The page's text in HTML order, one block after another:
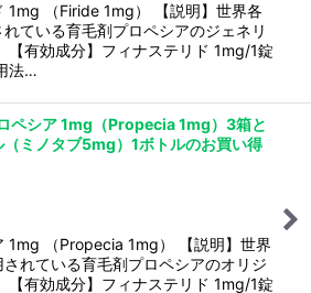
1mg （Firide 1mg） 【説明】世界各
ている育毛剤プロペシアのジェネリ
【有効成分】フィナステリド 1mg/1錠
法…
ペシア 1mg（Propecia 1mg）3箱と
（ミノタブ5mg）1ボトルのお買い得
1mg （Propecia 1mg） 【説明】世界
れている育毛剤プロペシアのオリジ
【有効成分】フィナステリド 1mg/1錠